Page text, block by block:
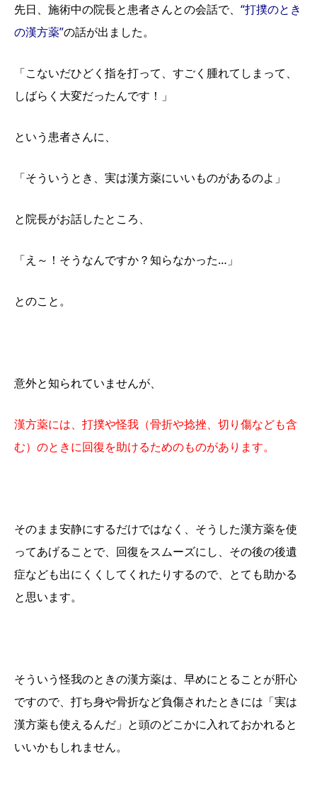
先日、施術中の院長と患者さんとの会話で、 “打撲のとき
の漢方薬”の話が出ました。
「こないだひどく指を打って、すごく腫れてしまって、
しばらく大変だったんです！」
という患者さんに、
「そういうとき、実は漢方薬にいいものがあるのよ」
と院長がお話したところ、
「え～！そうなんですか？知らなかった…」
とのこと。
意外と知られていませんが、
漢方薬には、打撲や怪我（骨折や捻挫、切り傷なども含
む）のときに回復を助けるためのものがあります。
そのまま安静にするだけではなく、そうした漢方薬を使
ってあげることで、回復をスムーズにし、その後の後遺
症なども出にくくしてくれたりするので、とても助かる
と思います。
そういう怪我のときの漢方薬は、早めにとることが肝心
ですので、打ち身や骨折など負傷されたときには「実は
漢方薬も使えるんだ」と頭のどこかに入れておかれると
いいかもしれません。